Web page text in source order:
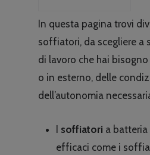
In questa pagina trovi
soffiatori, da scegliere a
di lavoro che hai
o in esterno, delle
dell’autonomia
soffiatori a batteria
efficaci come i